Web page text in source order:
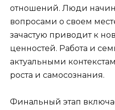
отношений. Люди
вопросами о своем
зачастую приводит к
ценностей. Работа и
актуальными
роста и самосознания.
Финальный этап